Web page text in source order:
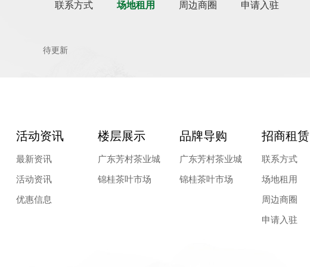
联系方式 场地租用 周边商圈 申请入驻
待更新
活动资讯
最新资讯
活动资讯
优惠信息
楼层展示
广东芳村茶业城
锦桂茶叶市场
品牌导购
广东芳村茶业城
锦桂茶叶市场
招商租赁
联系方式
场地租用
周边商圈
申请入驻